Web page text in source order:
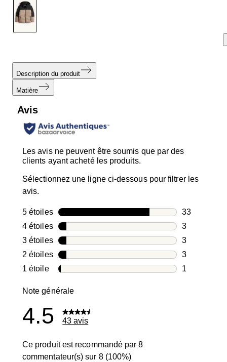
Description du produit
Matière
Avis
Les avis ne peuvent être soumis que par des
clients ayant acheté les produits.
Sélectionnez une ligne ci-dessous pour filtrer les
avis.
5 étoilesétoiles
33
33 avis
4 étoilesétoiles
3
3 avis avec
3 étoilesétoiles
3
3 avis avec
2 étoilesétoiles
3
3 avis avec
1 étoileétoiles
1
Note générale
4.5 43 avis
Ce produit est recommandé par 8
commentateur(s) sur 8 (100%)